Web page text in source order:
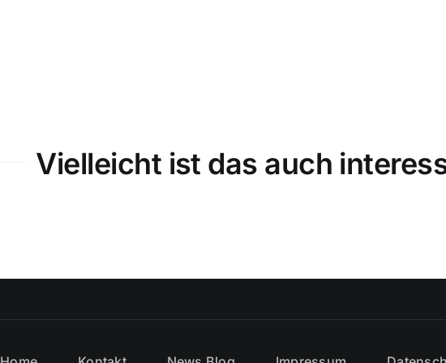
Vielleicht ist das auch